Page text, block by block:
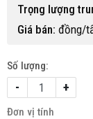
Trọng lượng
Giá bán: đồng/
Số lượng:
- +
Đơn vị tính